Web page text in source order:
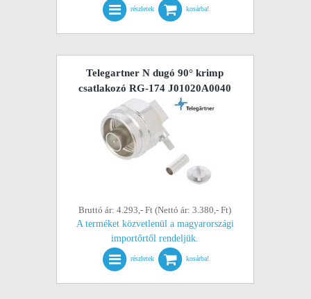
részletek kosárba!
Telegartner N dugó 90° krimp
csatlakozó RG-174 J01020A0040
Bruttó ár: 4.293,- Ft (Nettó ár: 3.380,- Ft)
A terméket közvetlenül a magyarországi
importőrtől rendeljük.
részletek kosárba!